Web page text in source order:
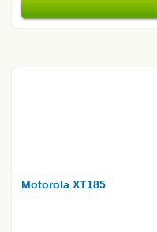
Motorola XT185